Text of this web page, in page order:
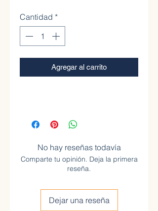
Cantidad *
Agregar al carrito
No hay reseñas todavía
Comparte tu opinión. Deja la primera
reseña.
Dejar una reseña